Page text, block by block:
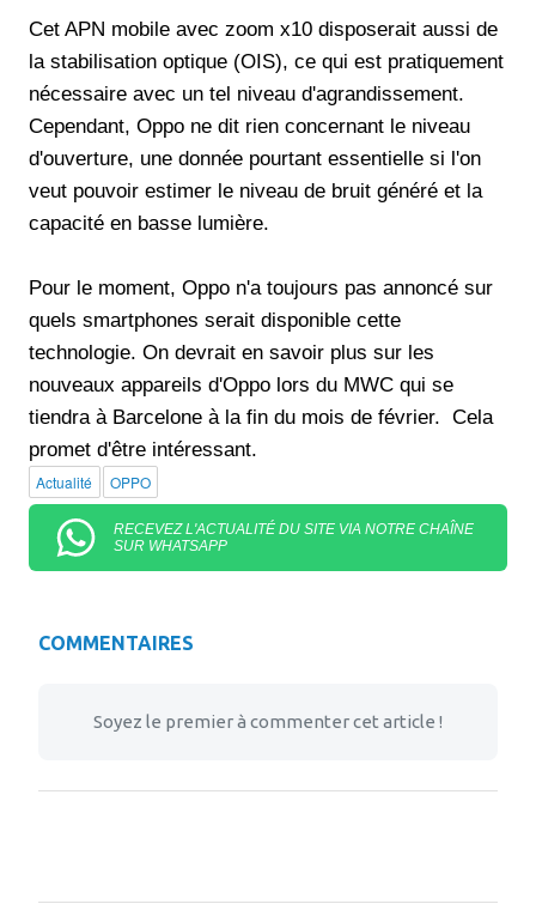
Cet APN mobile avec zoom x10 disposerait aussi de
la stabilisation optique (OIS), ce qui est pratiquement
nécessaire avec un tel niveau d'agrandissement.
Cependant, Oppo ne dit rien concernant le niveau
d'ouverture, une donnée pourtant essentielle si l'on
veut pouvoir estimer le niveau de bruit généré et la
capacité en basse lumière.
Pour le moment, Oppo n'a toujours pas annoncé sur
quels smartphones serait disponible cette
technologie. On devrait en savoir plus sur les
nouveaux appareils d'Oppo lors du MWC qui se
tiendra à Barcelone à la fin du mois de février. Cela
promet d'être intéressant.
Actualité OPPO
RECEVEZ L'ACTUALITÉ DU SITE VIA NOTRE CHAÎNE
SUR WHATSAPP
COMMENTAIRES
Soyez le premier à commenter cet article !